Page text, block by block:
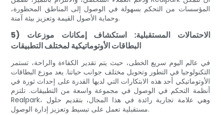
المؤسسات من التحكم بسهولة في الوصول إلى المناطق المحظورة،
وحماية الأصول القيمة وتعزيز بيئة آمنة.
5) الاحتمالات المستقبلية: استكشاف إمكانات موزعات
البطاقات الأوتوماتيكية لمختلف التطبيقات
في عالم اليوم سريع الخطى، حيث يتم تقدير الكفاءة والراحة، تستمر
التكنولوجيا في التطور وتحويل مختلف جوانب حياتنا. يعد موزع البطاقات
الأوتوماتيكي أحد هذه الابتكارات التي لديها القدرة على إحداث ثورة في
أنظمة التحكم في الوصول في مجموعة واسعة من التطبيقات. تلتزم
Realpark، وهي علامة تجارية رائدة في هذا المجال، بتقديم حلول
مستقبلية تعمل على تبسيط وتعزيز إدارة الوصول.